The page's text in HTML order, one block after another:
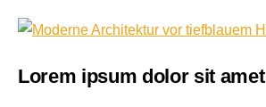
Lorem ipsum dolor sit amet